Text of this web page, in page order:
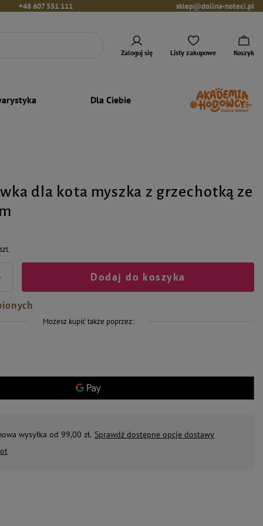
+48 607 551 111 sklep@dolina-noteci.pl
Zaloguj się Listy zakupowe Koszyk
Dla Ciebie
dla kota myszka z grzechotką ze
szt.
Dodaj do koszyka
Możesz kupić także poprzez:
wysyłka od 99,00 zł. Sprawdź dostępne opcje dostawy